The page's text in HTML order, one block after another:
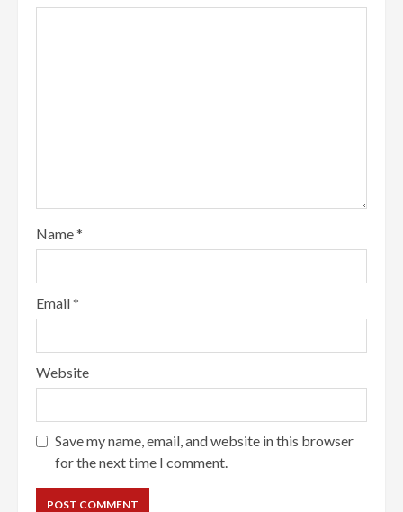
Name*
Email*
Website
Save my name, email, and website in this browser
for the next time I comment.